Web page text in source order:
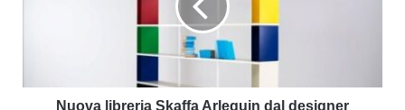
Nuova libreria Skaffa Arlequin dal designer